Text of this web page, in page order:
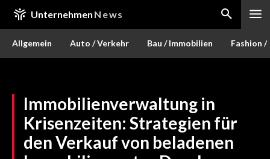
Unternehmen News
Allgemein Auto / Verkehr Bau / Immobilien Fashion /
Immobilienverwaltung in
Krisenzeiten: Strategien für
den Verkauf von beladenen